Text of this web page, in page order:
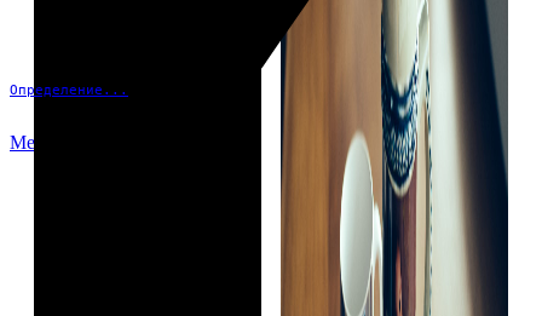
Определение...
Меню